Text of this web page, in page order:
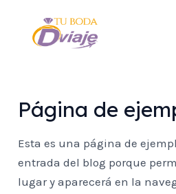
content
Página de
Esta es una página de
entrada del blog porque
lugar y aparecerá en la